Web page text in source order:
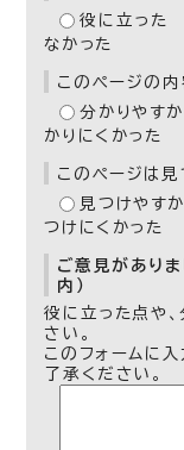
役に立った
なかった
このページの内
分かりやす
かりにくかった
このページは見
見つけやす
つけにくかった
ご意見があり
内）
役に立った点や
さい。
このフォームに
了承ください。